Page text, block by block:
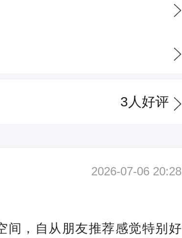
3人好评
2026-07-06 20:28
间，自从朋友推荐感觉特别好